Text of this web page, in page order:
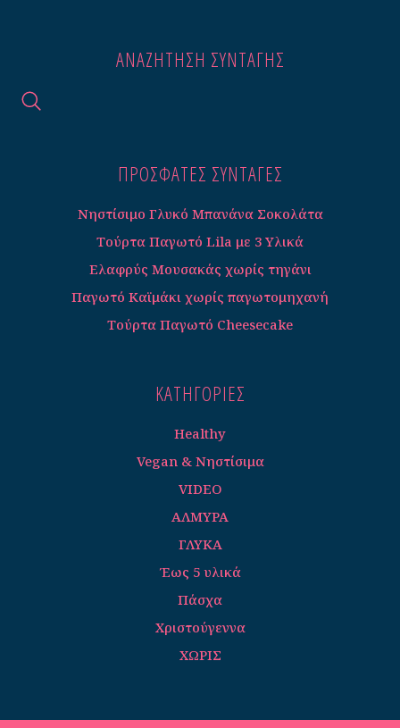
ΑΝΑΖΉΤΗΣΗ ΣΥΝΤΑΓΉΣ
ΠΡΟΣΦΑΤΕΣ ΣΥΝΤΑΓΈΣ
Νηστίσιμο Γλυκό Μπανάνα Σοκολάτα
Τούρτα Παγωτό Lila με 3 Υλικά
Ελαφρύς Μουσακάς χωρίς τηγάνι
Παγωτό Καϊμάκι χωρίς παγωτομηχανή
Τούρτα Παγωτό Cheesecake
ΚΑΤΗΓΟΡΊΕΣ
Healthy
Vegan & Νηστίσιμα
VIDEO
ΑΛΜΥΡΑ
ΓΛΥΚΑ
Έως 5 υλικά
Πάσχα
Χριστούγεννα
ΧΩΡΙΣ